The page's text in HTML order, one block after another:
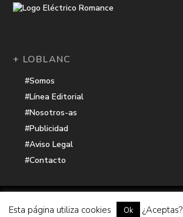
+ LOBLANC
#Somos
#Línea Editorial
#Nosotros-as
#Publicidad
#Aviso Legal
#Contacto
Electrico Romance
Hacker Harbor
Esta página utiliza cookies Ok ¿Aceptas?